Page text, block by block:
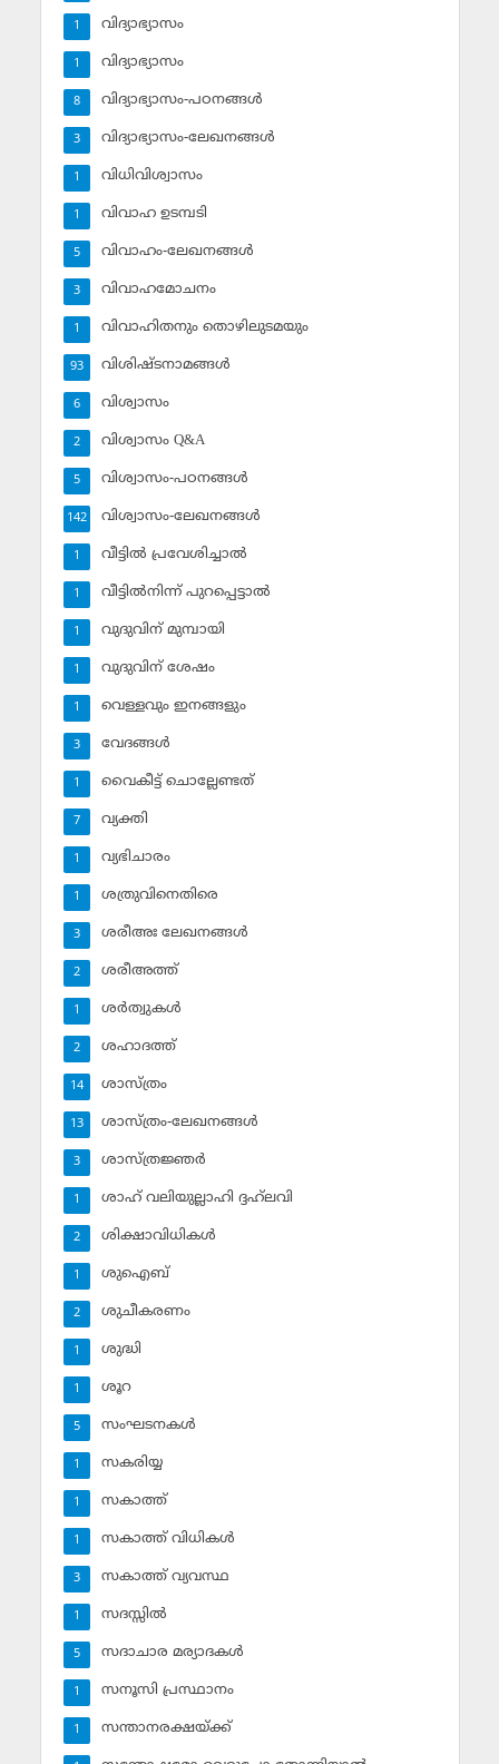
വിദ്യാഭ്യാസം
1
വിദ്യാഭ്യാസം
1
വിദ്യാഭ്യാസം-പഠനങ്ങള്‍
8
വിദ്യാഭ്യാസം-ലേഖനങ്ങള്‍
3
വിധിവിശ്വാസം
1
വിവാഹ ഉടമ്പടി
1
വിവാഹം-ലേഖനങ്ങള്‍
5
വിവാഹമോചനം
3
വിവാഹിതനും തൊഴിലുടമയും
1
വിശിഷ്ടനാമങ്ങള്‍
93
വിശ്വാസം
6
വിശ്വാസം Q&A
2
വിശ്വാസം-പഠനങ്ങള്‍
5
വിശ്വാസം-ലേഖനങ്ങള്‍
142
വീട്ടില്‍ പ്രവേശിച്ചാല്‍
1
വീട്ടില്‍നിന്ന് പുറപ്പെട്ടാല്‍
1
വുദുവിന് മുമ്പായി
1
വുദുവിന് ശേഷം
1
വെള്ളവും ഇനങ്ങളും
1
വേദങ്ങള്‍
3
വൈകീട്ട് ചൊല്ലേണ്ടത്
1
വ്യക്തി
7
വ്യഭിചാരം
1
ശത്രുവിനെതിരെ
1
ശരീഅഃ ലേഖനങ്ങള്‍
3
ശരീഅത്ത്
2
ശര്‍ത്വുകള്‍
1
ശഹാദത്ത്
2
ശാസ്ത്രം
14
ശാസ്ത്രം-ലേഖനങ്ങള്‍
13
ശാസ്ത്രജ്ഞര്‍
3
ശാഹ് വലിയുല്ലാഹി ദ്ദഹ്‌ലവി
1
ശിക്ഷാവിധികള്‍
2
ശുഐബ്‌
1
ശുചീകരണം
2
ശുദ്ധി
1
ശൂറ
1
സംഘടനകള്‍
5
സകരിയ്യ
1
സകാത്ത്‌
1
സകാത്ത്‌ വിധികള്‍
1
സകാത്ത്‌ വ്യവസ്ഥ
3
സദസ്സില്‍
1
സദാചാര മര്യാദകള്‍
5
സനൂസി പ്രസ്ഥാനം
1
സന്താനരക്ഷയ്ക്ക്
1